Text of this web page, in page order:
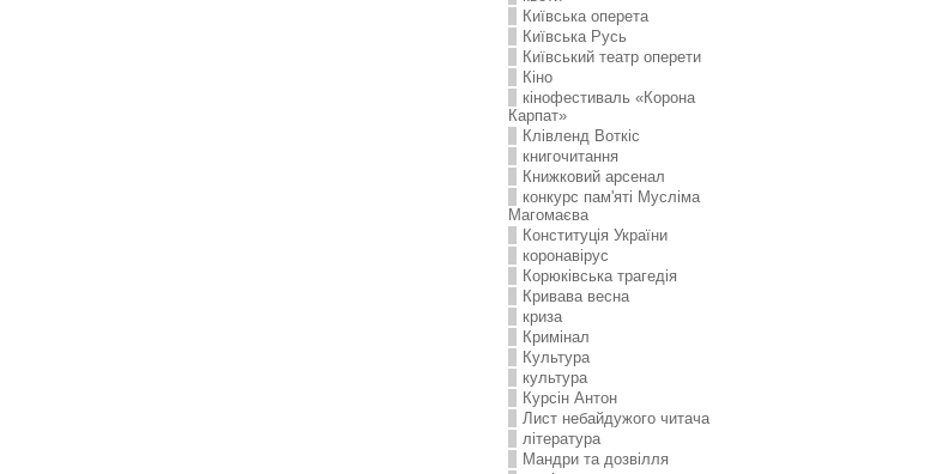
Київська оперета
Київська Русь
Київський театр оперети
Кіно
кінофестиваль «Корона
Карпат»
Клівленд Воткіс
книгочитання
Книжковий арсенал
конкурс пам'яті Мусліма
Магомаєва
Конституція України
коронавірус
Корюківська трагедія
Кривава весна
криза
Кримінал
Культура
культура
Курсін Антон
Лист небайдужого читача
література
Мандри та дозвілля